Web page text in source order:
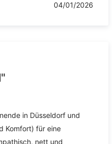
04/01/2026
in Düsseldorf und
Komfort) für eine
nett und